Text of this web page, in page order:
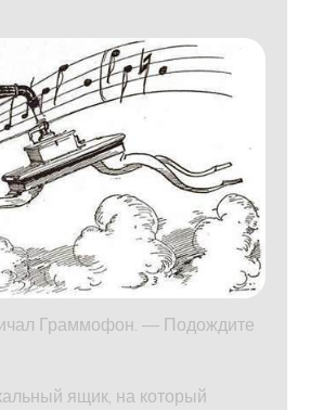
Граммофон. — Подождите
ящик, на который